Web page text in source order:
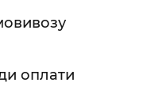
оплати